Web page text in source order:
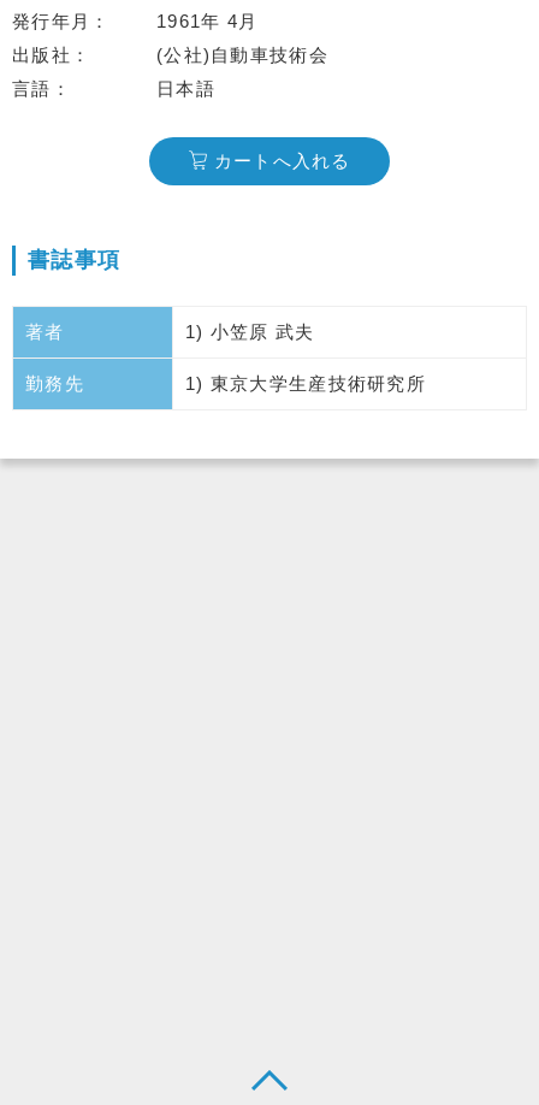
発行年月
1961年 4月
出版社
(公社)自動車技術会
言語
日本語
カートへ入れる
書誌事項
著者 1) 小笠原 武夫
勤務先 1) 東京大学生産技術研究所